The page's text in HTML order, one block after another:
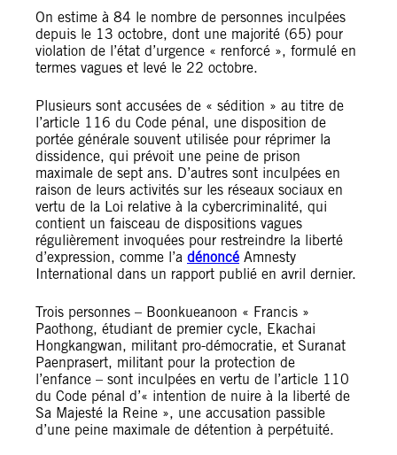
On estime à 84 le nombre de personnes inculpées
depuis le 13 octobre, dont une majorité (65) pour
violation de l’état d’urgence « renforcé », formulé en
termes vagues et levé le 22 octobre.
Plusieurs sont accusées de « sédition » au titre de
l’article 116 du Code pénal, une disposition de
portée générale souvent utilisée pour réprimer la
dissidence, qui prévoit une peine de prison
maximale de sept ans. D’autres sont inculpées en
raison de leurs activités sur les réseaux sociaux en
vertu de la Loi relative à la cybercriminalité, qui
contient un faisceau de dispositions vagues
régulièrement invoquées pour restreindre la liberté
d’expression, comme l’a dénoncé Amnesty
International dans un rapport publié en avril dernier.
Trois personnes – Boonkueanoon « Francis »
Paothong, étudiant de premier cycle, Ekachai
Hongkangwan, militant pro-démocratie, et Suranat
Paenprasert, militant pour la protection de
l’enfance – sont inculpées en vertu de l’article 110
du Code pénal d’« intention de nuire à la liberté de
Sa Majesté la Reine », une accusation passible
d’une peine maximale de détention à perpétuité.